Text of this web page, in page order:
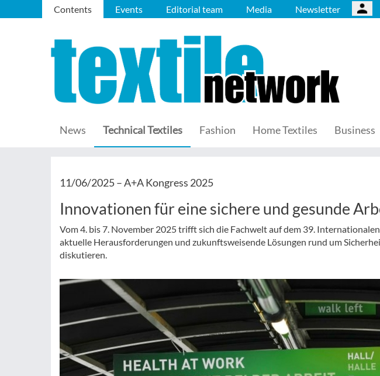
Contents Events Editorial team Media Newsletter
News Technical Textiles Fashion Home Textiles Business
11/06/2025 –A+A Kongress 2025
Innovationen für eine sichere und gesunde
Vom 4. bis 7. November 2025 trifft sich die Fachwelt auf dem 39.
aktuelle Herausforderungen und zukunftsweisende Lösungen rund um
diskutieren.